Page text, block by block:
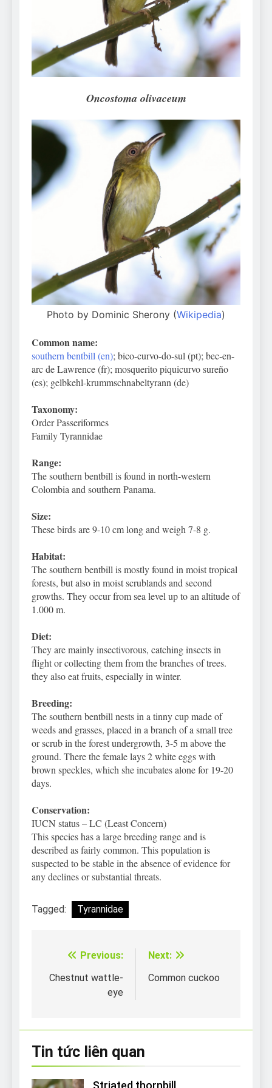
Can Bulldogs Play Fetch?
And How to Train Them!
7 Năm Ago
How Often Do I Need to
Groom My Bulldog
7 Năm Ago
Oncostoma olivaceum
Photo by Dominic Sherony (Wikipedia)
Common name:
southern bentbill (en); bico-curvo-do-sul (pt); bec-en-
arc de Lawrence (fr); mosquerito piquicurvo sureño
(es); gelbkehl-krummschnabeltyrann (de)
Taxonomy:
Order Passeriformes
Family Tyrannidae
Range:
The southern bentbill is found in north-western
Colombia and southern Panama.
Size:
These birds are 9-10 cm long and weigh 7-8 g.
Habitat:
The southern bentbill is mostly found in moist tropical
forests, but also in moist scrublands and second
growths. They occur from sea level up to an altitude of
1.000 m.
Diet:
They are mainly insectivorous, catching insects in
flight or collecting them from the branches of trees.
they also eat fruits, especially in winter.
Breeding:
The southern bentbill nests in a tinny cup made of
weedsand grasses, placed in a branch of a small tree
or scrub in the forest undergrowth, 3-5 m above the
ground. There the female lays 2 white eggs with
brown speckles, which she incubates alone for 19-20
days.
Conservation:
IUCN status – LC (Least Concern)
This species has a large breeding range and is
described as fairly common. This population is
suspected to be stable in the absence of evidence for
any declines or substantial threats.
Tagged: Tyrannidae
Điều
hướng
Previous:
Chestnut wattle-
eye
Next:
Common cuckoo
Tin tức liên quan